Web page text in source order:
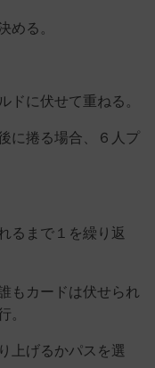
める。
ドに伏せて重ねる。
に捲る場合、６人プ
るまで１を繰り返
もカードは伏せられ
。
上げるかパスを選